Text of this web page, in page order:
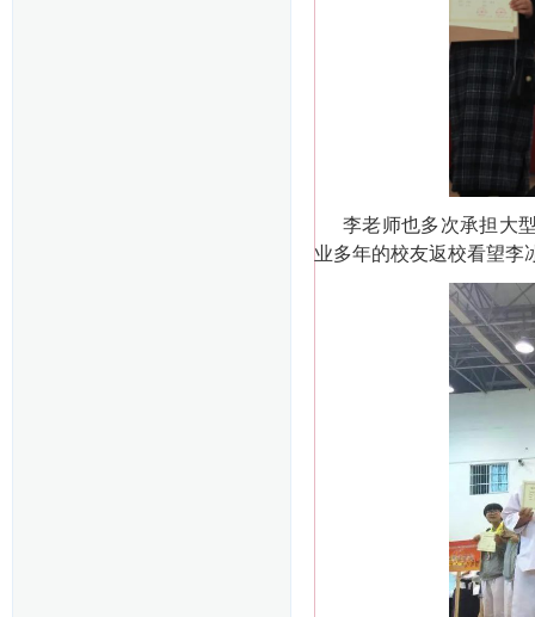
李老师也多次承担大
业多年的校友返校看望李